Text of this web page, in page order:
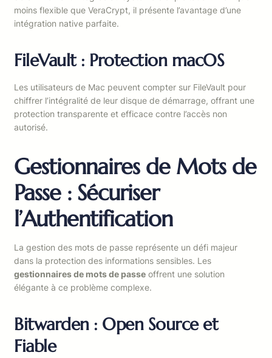
moins flexible que VeraCrypt, il présente l’avantage d’une
intégration native parfaite.
FileVault : Protection macOS
Les utilisateurs de Mac peuvent compter sur FileVault pour
chiffrer l’intégralité de leur disque de démarrage, offrant une
protection transparente et efficace contre l’accès non
autorisé.
Gestionnaires de Mots de
Passe : Sécuriser
l’Authentification
La gestion des mots de passe représente un défi majeur
dans la protection des informations sensibles. Les
gestionnaires de mots de passe offrent une solution
élégante à ce problème complexe.
Bitwarden : Open Source et
Fiable